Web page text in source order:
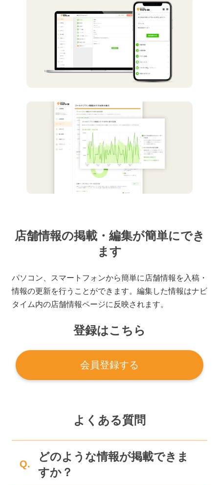
店舗情報の掲載・編集が簡単にでき
ます
パソコン、スマートフォンから簡単に店舗情報を入稿・
情報の更新を行うことができます。編集した情報はナビ
タイム内の店舗情報ページに反映されます。
登録はこちら
会員登録する
よくある質問
Q.
どのような情報が掲載できま
すか？